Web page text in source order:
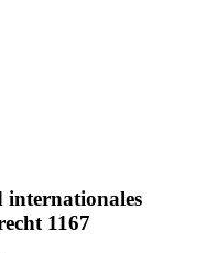
internationales
1167